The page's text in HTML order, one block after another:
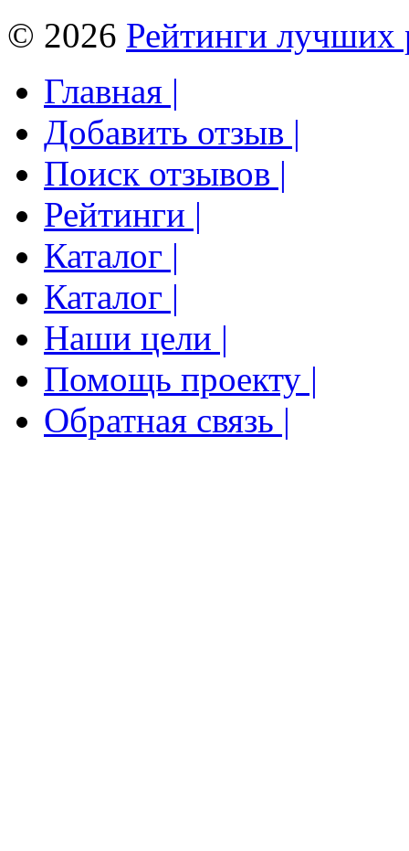
© 2026 Рейтинги лучших
Главная |
Добавить отзыв |
Поиск отзывов |
Рейтинги |
Каталог |
Каталог |
Наши цели |
Помощь проекту |
Обратная связь |